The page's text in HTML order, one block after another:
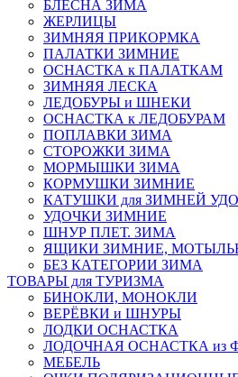
БЛЁСНА ЗИМА
ЖЕРЛИЦЫ
ЗИМНЯЯ ПРИКОРМКА
ПАЛАТКИ ЗИМНИЕ
ОСНАСТКА к ПАЛАТКАМ
ЗИМНЯЯ ЛЕСКА
ЛЕДОБУРЫ и ШНЕКИ
ОСНАСТКА к ЛЕДОБУРАМ
ПОПЛАВКИ ЗИМА
СТОРОЖКИ ЗИМА
МОРМЫШКИ ЗИМА
КОРМУШКИ ЗИМНИЕ
КАТУШКИ для ЗИМНЕЙ
УДОЧКИ ЗИМНИЕ
ШНУР ПЛЕТ. ЗИМА
ЯЩИКИ ЗИМНИЕ,
БЕЗ КАТЕГОРИИ ЗИМА
ТОВАРЫ для ТУРИЗМА
БИНОКЛИ, МОНОКЛИ
ВЕРЁВКИ и ШНУРЫ
ЛОДКИ ОСНАСТКА
ЛОДОЧНАЯ ОСНАСТКА из
МЕБЕЛЬ